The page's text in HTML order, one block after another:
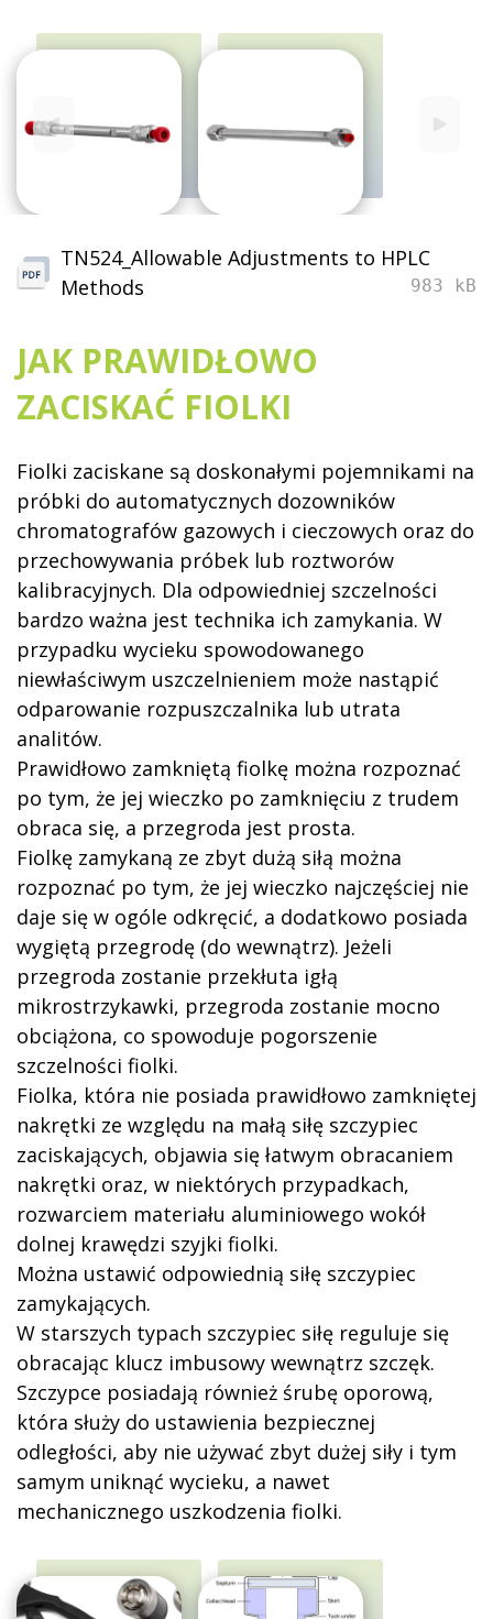
TN524_Allowable Adjustments to HPLC
Methods
983 kB
JAK PRAWIDŁOWO
ZACISKAĆ FIOLKI
Fiolki zaciskane są doskonałymi pojemnikami na
próbki do automatycznych dozowników
chromatografów gazowych i cieczowych oraz do
przechowywania próbek lub roztworów
kalibracyjnych. Dla odpowiedniej szczelności
bardzo ważna jest technika ich zamykania. W
przypadku wycieku spowodowanego
niewłaściwym uszczelnieniem może nastąpić
odparowanie rozpuszczalnika lub utrata
analitów.
Prawidłowo zamkniętą fiolkę można rozpoznać
po tym, że jej wieczko po zamknięciu z trudem
obraca się, a przegroda jest prosta.
Fiolkę zamykaną ze zbyt dużą siłą można
rozpoznać po tym, że jej wieczko najczęściej nie
daje się w ogóle odkręcić, a dodatkowo posiada
wygiętą przegrodę (do wewnątrz). Jeżeli
przegroda zostanie przekłuta igłą
mikrostrzykawki, przegroda zostanie mocno
obciążona, co spowoduje pogorszenie
szczelności fiolki.
Fiolka, która nie posiada prawidłowo zamkniętej
nakrętki ze względu na małą siłę szczypiec
zaciskających, objawia się łatwym obracaniem
nakrętki oraz, w niektórych przypadkach,
rozwarciem materiału aluminiowego wokół
dolnej krawędzi szyjki fiolki.
Można ustawić odpowiednią siłę szczypiec
zamykających.
W starszych typach szczypiec siłę reguluje się
obracając klucz imbusowy wewnątrz szczęk.
Szczypce posiadają również śrubę oporową,
która służy do ustawienia bezpiecznej
odległości, aby nie używać zbyt dużej siły i tym
samym uniknąć wycieku, a nawet
mechanicznego uszkodzenia fiolki.